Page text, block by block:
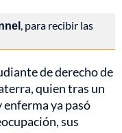
, para recibir las
de derecho de
quien tras un
enferma ya pasó
sus